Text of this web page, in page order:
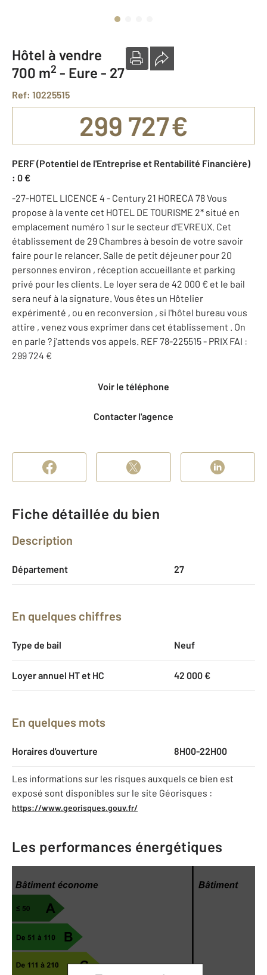
Hôtel à vendre
700 m2 - Eure - 27
Ref: 10225515
299 727 €
PERF (Potentiel de l'Entreprise et Rentabilité Financière)
: 0 €
-27-HOTEL LICENCE 4 - Century 21 HORECA 78 Vous
propose à la vente cet HOTEL DE TOURISME 2* situé en
emplacement numéro 1 sur le secteur d'EVREUX. Cet
établissement de 29 Chambres à besoin de votre savoir
faire pour le relancer. Salle de petit déjeuner pour 20
personnes environ , réception accueillante et parking
privé pour les clients. Le loyer sera de 42 000 € et le bail
sera neuf à la signature. Vous êtes un Hôtelier
expérimenté , ou en reconversion , si l'hôtel bureau vous
attire , venez vous exprimer dans cet établissement . On
en parle ? j'attends vos appels. REF 78-225515 - PRIX FAI :
299 724 €
Voir le téléphone
Contacter l'agence
Fiche détaillée du bien
Description
Département 27
En quelques chiffres
Type de bail Neuf
Loyer annuel HT et HC 42 000 €
En quelques mots
Horaires d'ouverture 8H00-22H00
Les informations sur les risques auxquels ce bien est
exposé sont disponibles sur le site Géorisques :
https://www.georisques.gouv.fr/
Les performances énergétiques